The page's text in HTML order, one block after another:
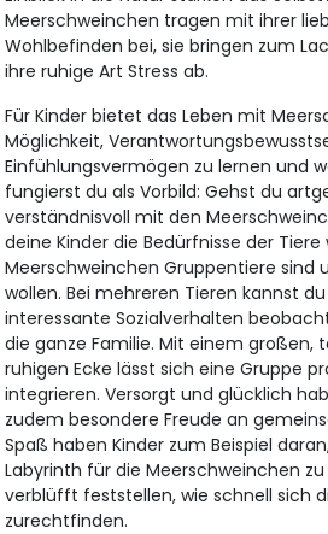
Meerschweinchen tragen mit ihrer
Wohlbefinden bei, sie bringen zum
ihre ruhige Art Stress ab.
Für Kinder bietet das Leben mit
Möglichkeit,
Einfühlungsvermögen zu lernen und
fungierst du als Vorbild: Gehst du
verständnisvoll mit den
deine Kinder die Bedürfnisse der
Meerschweinchen Gruppentiere sind
wollen. Bei mehreren Tieren kannst
interessante Sozialverhalten
die ganze Familie. Mit einem großen,
ruhigen Ecke lässt sich eine Gruppe
integrieren. Versorgt und glücklich
zudem besondere Freude an
Spaß haben Kinder zum Beispiel
Labyrinth für die Meerschweinchen
verblüfft feststellen, wie schnell sich
zurechtfinden.